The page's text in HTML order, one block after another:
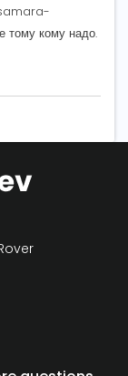
тому кому надо.